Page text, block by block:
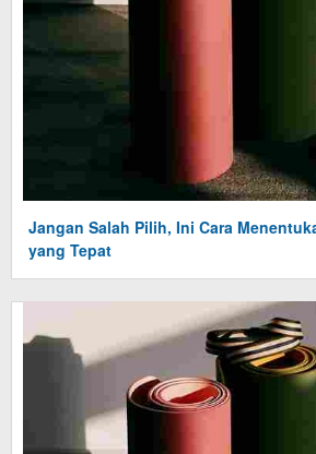
Jangan Salah Pilih, Ini Cara
yang Tepat